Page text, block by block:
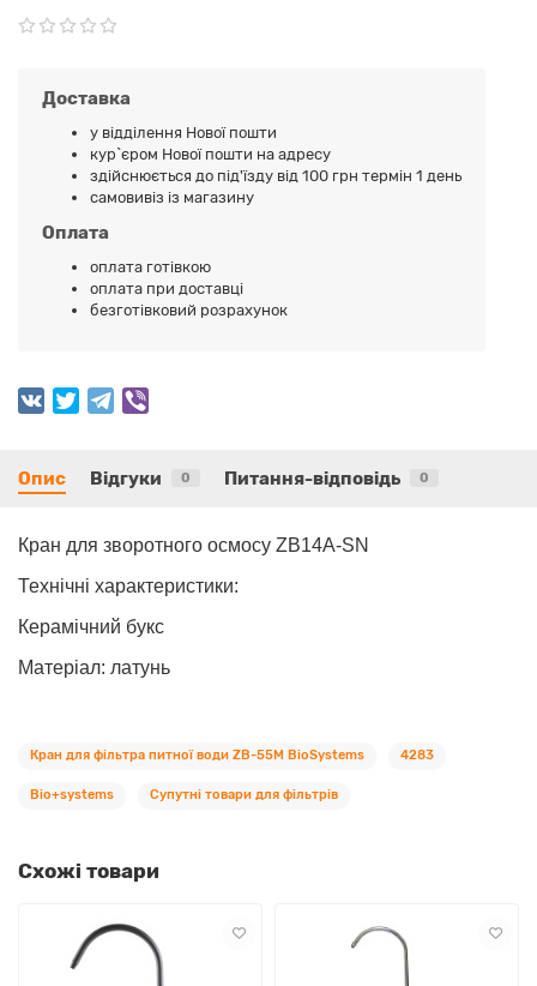
Доставка
у відділення Нової пошти
кур`єром Нової пошти на адресу
здійснюється до під'їзду від 100 грн термін 1 день
самовивіз із магазину
Оплата
оплата готівкою
оплата при доставці
безготівковий розрахунок
Опис Відгуки 0 Питання-відповідь 0
Кран для зворотного осмосу ZB14А-SN
Технічні характеристики:
Керамічний букс
Матеріал: латунь
Кран для фільтра питної води ZB-55M BioSystems 4283
Bio+systems Супутні товари для фільтрів
Схожі товари